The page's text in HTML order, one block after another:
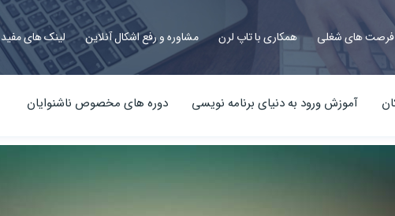
فرصت های شغلی همکاری با تاپ لرن مشاوره و رفع اشکال آنلاین لینک های مفید
آموزش ورود به دنیای برنامه نویسی دوره های مخصوص ناشنوایان